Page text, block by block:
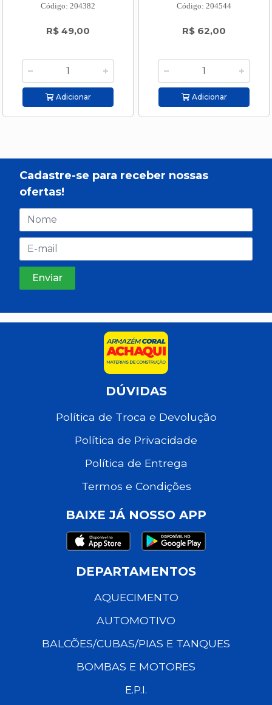
Código: 204382
R$ 49,00
Adicionar
Código: 204544
R$ 62,00
Adicionar
Cadastre-se para receber nossas
ofertas!
DÚVIDAS
Política de Troca e Devolução
Política de Privacidade
Política de Entrega
Termos e Condições
BAIXE JÁ NOSSO APP
DEPARTAMENTOS
AQUECIMENTO
AUTOMOTIVO
BALCÕES/CUBAS/PIAS E TANQUES
BOMBAS E MOTORES
E.P.I.